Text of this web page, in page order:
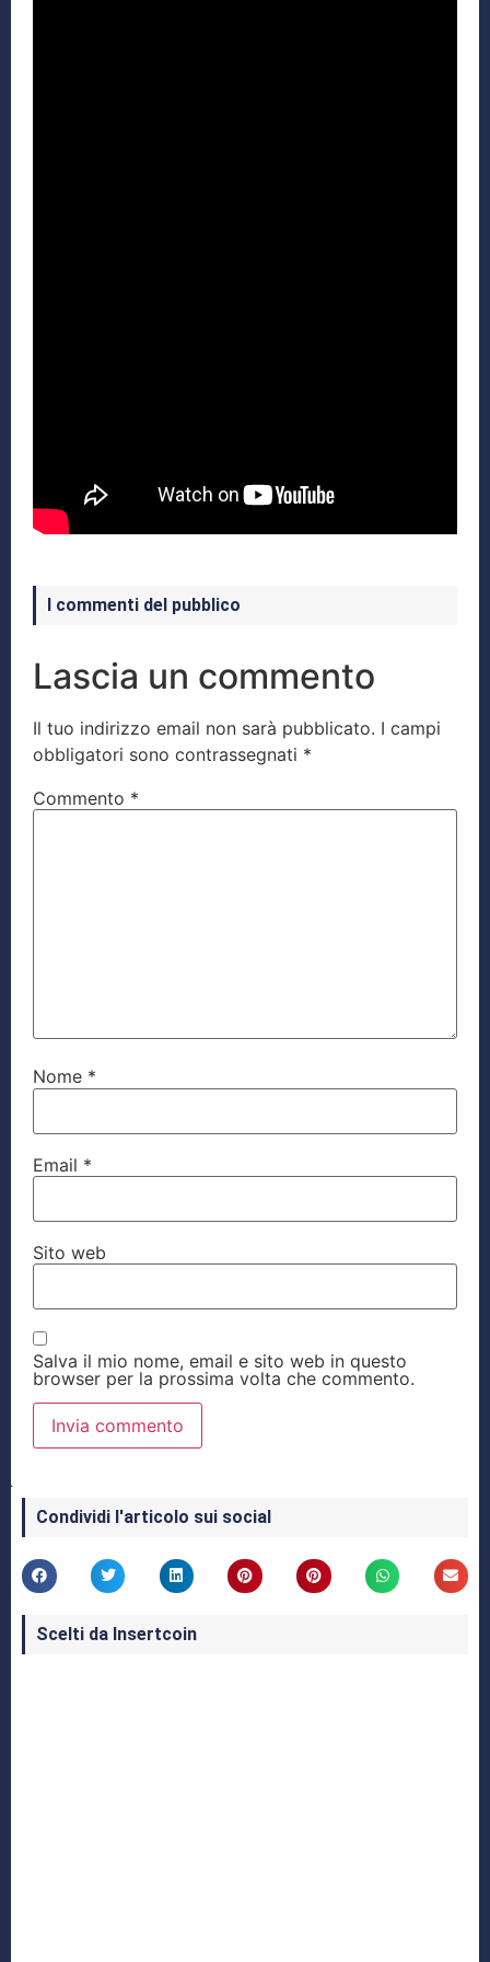
I commenti del pubblico
Lascia un commento
Il tuo indirizzo email non sarà pubblicato. I campi
obbligatori sono contrassegnati *
Commento *
Nome *
Email *
Sito web
Salva il mio nome, email e sito web in questo
browser per la prossima volta che commento.
Condividi l'articolo sui social
Scelti da Insertcoin